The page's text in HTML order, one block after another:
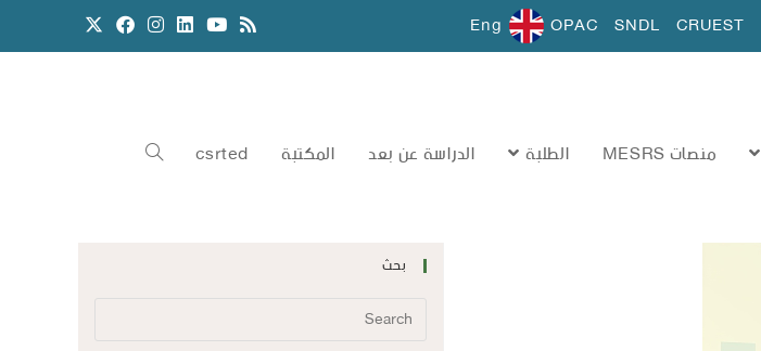
CRUEST
SNDL
OPAC
Eng
منصات MESRS الطلبة الدراسة عن بعد المكتبة csrted
بحث